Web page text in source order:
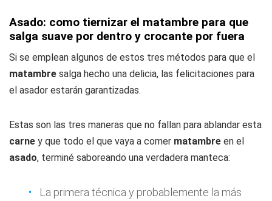
Asado: como tiernizar el matambre para que
salga suave por dentro y crocante por fuera
Si se emplean algunos de estos tres métodos para que el
matambre salga hecho una delicia, las felicitaciones para
el asador estarán garantizadas.
Estas son las tres maneras que no fallan para ablandar esta
carne y que todo el que vaya a comer matambre en el
asado, terminé saboreando una verdadera manteca:
La primera técnica y probablemente la más